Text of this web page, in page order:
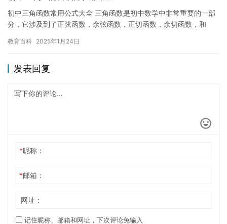
初中三角函数常用公式大全 三角函数是初中数学中非常重要的一部
分，它涉及到了正弦函数，余弦函数，正切函数，余切函数，和
三角函…
教育百科 2025年1月24日
发表回复
*昵称：
*邮箱：
网址：
记住昵称、邮箱和网址，下次评论免输入